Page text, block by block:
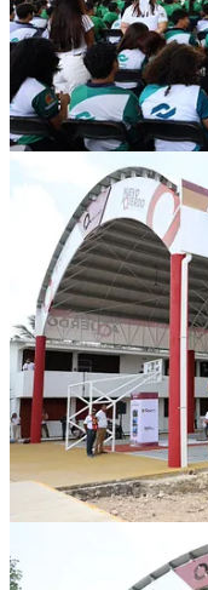
Compartir
Discusión sobre este
Restacks
Lo mejor de Último
Sin posts
Por supuesto, sigue
© 2026 Expediente